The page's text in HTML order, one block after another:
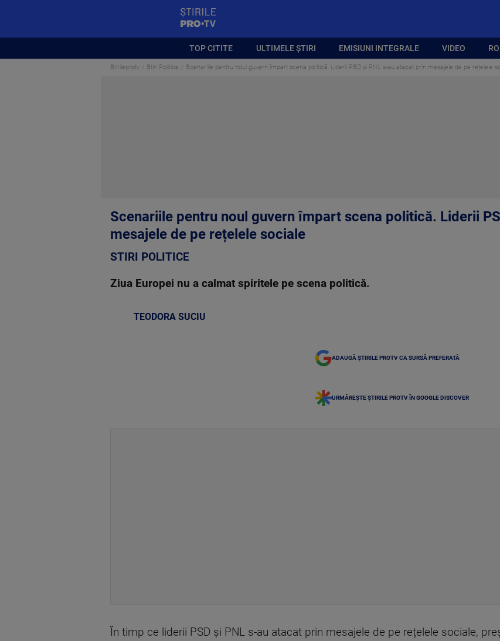
TOP CITITE ULTIMELE ȘTIRI EMISIUNI INTEGRALE VIDEO
Stirileprotv Stiri Politice Scenariile pentru noul guvern împart scena politică. Liderii PSD și PNL s-au atacat prin mesajele de pe rețelele
Scenariile pentru noul guvern împart scena politică. Liderii
mesajele de pe rețelele sociale
STIRI POLITICE
Ziua Europei nu a calmat spiritele pe scena politică.
TEODORA SUCIU
ADAUGĂ ȘTIRILE PROTV CA SURSĂ PREFERATĂ
URMĂREȘTE ȘTIRILE PROTV ÎN GOOGLE DISCOVER
În timp ce liderii PSD și PNL s-au atacat prin mesajele de pe rețelele sociale,